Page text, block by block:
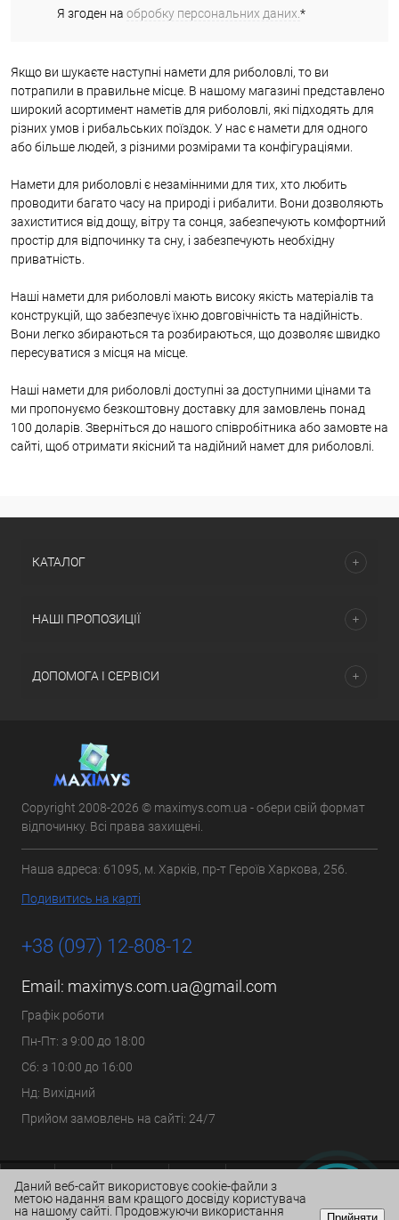
Я згоден на обробку персональних даних.*
Якщо ви шукаєте наступні намети для риболовлі, то ви
потрапили в правильне місце. В нашому магазині представлено
широкий асортимент наметів для риболовлі, які підходять для
різних умов і рибальських поїздок. У нас є намети для одного
або більше людей, з різними розмірами та конфігураціями.
Намети для риболовлі є незамінними для тих, хто любить
проводити багато часу на природі і рибалити. Вони дозволяють
захиститися від дощу, вітру та сонця, забезпечують комфортний
простір для відпочинку та сну, і забезпечують необхідну
приватність.
Наші намети для риболовлі мають високу якість матеріалів та
конструкцій, що забезпечує їхню довговічність та надійність.
Вони легко збираються та розбираються, що дозволяє швидко
пересуватися з місця на місце.
Наші намети для риболовлі доступні за доступними цінами та
ми пропонуємо безкоштовну доставку для замовлень понад
100 доларів. Зверніться до нашого співробітника або замовте на
сайті, щоб отримати якісний та надійний намет для риболовлі.
КАТАЛОГ
НАШІ ПРОПОЗИЦІЇ
ДОПОМОГА І СЕРВІСИ
Copyright 2008-2026 © maximys.com.ua - обери свій формат
відпочинку. Всі права захищені.
Наша адреса: 61095, м. Харків, пр-т Героїв Харкова, 256.
Подивитись на карті
+38 (097) 12-808-12
Email: maximys.com.ua@gmail.com
Графік роботи
Пн-Пт: з 9:00 до 18:00
Сб: з 10:00 до 16:00
Нд: Вихідний
Прийом замовлень на сайті: 24/7
Даний веб-сайт використовує cookie-файли з
метою надання вам кращого досвіду користувача
на нашому сайті. Продовжуючи використання
Прийняти